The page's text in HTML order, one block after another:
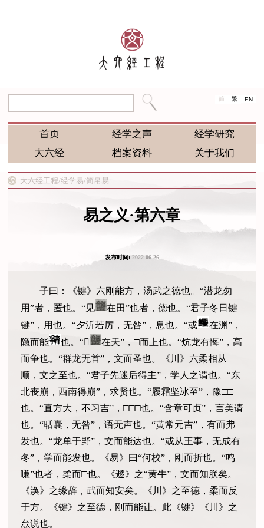
简 繁 EN
首页 经学之声
经学研究
大六经
档案资料 关于我们
大六经工程/经学易/简帛易
易之义·第六章
发布时间:2022-06-26
子曰：《键》六刚能方，汤武之德也。“潜龙勿
用”者，匿也。“见
在田”也者，德也。“君子冬日键
键”，用也。“夕沂若厉，无咎”，息也。“或
在渊”，
隐而能
也。“𫅪
在天”，□而上也。“炕龙有悔”，高
而争也。“群龙无首”，文而圣也。《川》六柔相从
顺，文之至也。“君子先迷后得主”，学人之谓也。“东
北丧崩，西南得崩”，求贤也。“履霜坚冰至”，豫□□
也。“直方大，不习吉”，□□□也。“含章可贞”，言美请
也。“聒囊，无咎”，语无声也。“黄常元吉”，有而弗
发也。“龙单于野”，文而能达也。“或从王事，无成有
冬”，学而能发也。《易》曰“何校”，刚而折也。“鸣
嗛”也者，柔而□也。《遯》之“黄牛”，文而知朕矣。
《涣》之缘辞，武而知安矣。《川》之至德，柔而反
于方。《键》之至德，刚而能让。此《键》《川》之
厽说也。